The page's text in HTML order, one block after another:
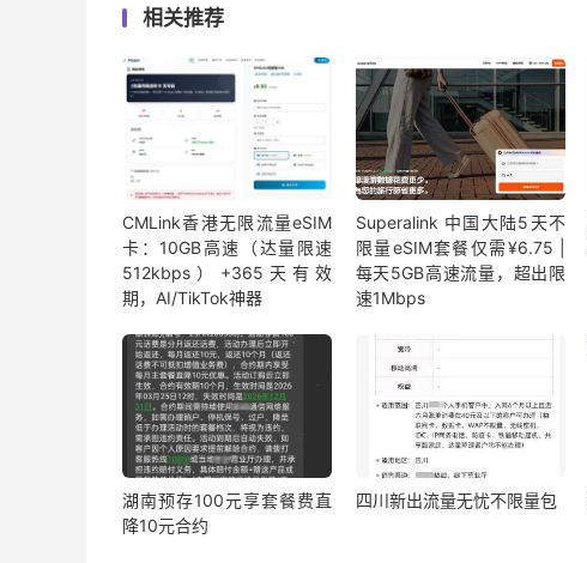
相关推荐
CMLink香港无限流量eSIM
卡：10GB高速（达量限速
512kbps）+365天有效
期，AI/TikTok神器
Superalink 中国大陆5天不
限量eSIM套餐仅需¥6.75 |
每天5GB高速流量，超出限
速1Mbps
湖南预存100元享套餐费直
降10元合约
四川新出流量无忧不限量包